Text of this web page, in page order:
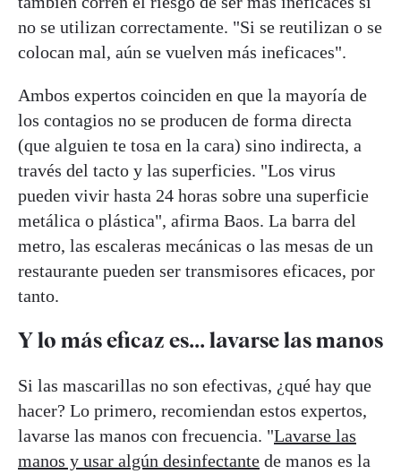
no se utilizan correctamente. "Si se reutilizan o se
colocan mal, aún se vuelven más ineficaces".
Ambos expertos coinciden en que la mayoría de
los contagios no se producen de forma directa
(que alguien te tosa en la cara) sino indirecta, a
través del tacto y las superficies. "Los virus
pueden vivir hasta 24 horas sobre una superficie
metálica o plástica", afirma Baos. La barra del
metro, las escaleras mecánicas o las mesas de un
restaurante pueden ser transmisores eficaces, por
tanto.
Y lo más eficaz es... lavarse las manos
Si las mascarillas no son efectivas, ¿qué hay que
hacer? Lo primero, recomiendan estos expertos,
lavarse las manos con frecuencia. "Lavarse las
manos y usar algún desinfectante de manos es la